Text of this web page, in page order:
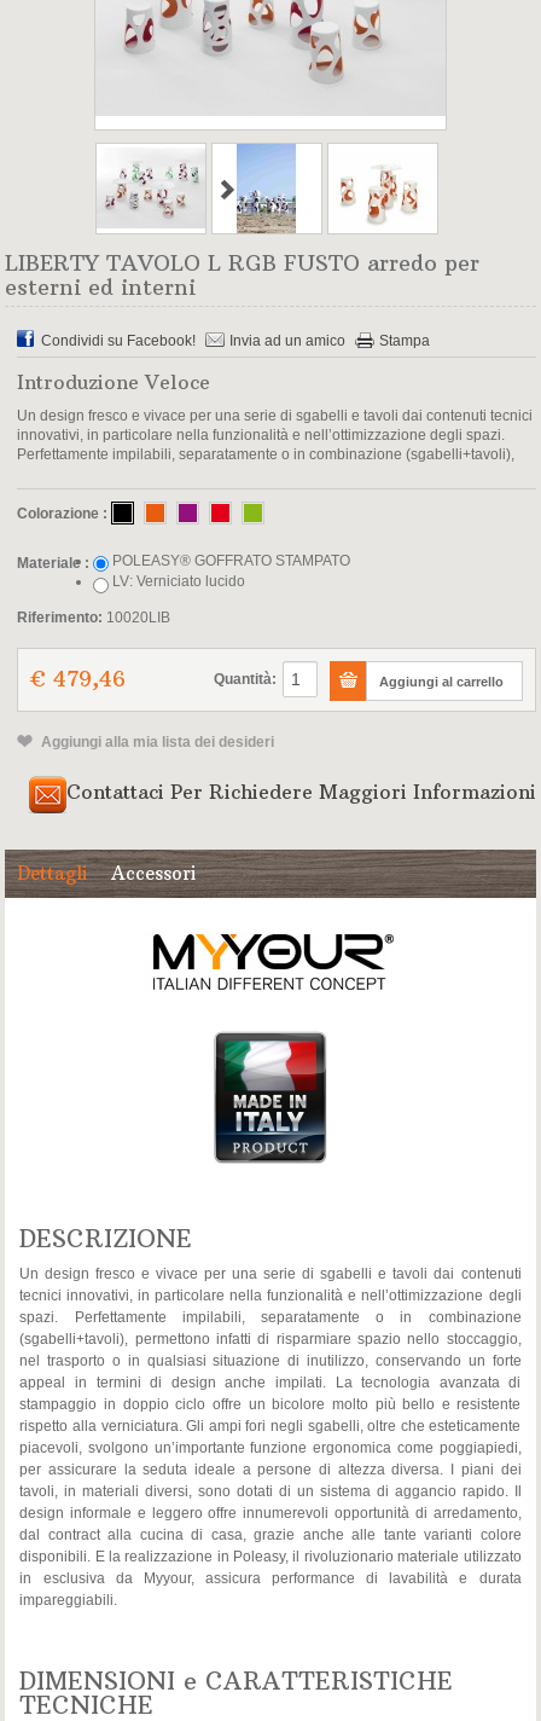
LIBERTY TAVOLO L RGB FUSTO arredo per
esterni ed interni
Condividi su Facebook! Invia ad un amico Stampa
Introduzione Veloce
Un design fresco e vivace per una serie di sgabelli e tavoli dai contenuti tecnici
innovativi, in particolare nella funzionalità e nell’ottimizzazione degli spazi.
Perfettamente impilabili, separatamente o in combinazione (sgabelli+tavoli),
Colorazione :
Materiale :
POLEASY® GOFFRATO STAMPATO
LV: Verniciato lucido
Riferimento: 10020LIB
€ 479,46 Quantità:
Aggiungi alla mia lista dei desideri
Contattaci Per Richiedere Maggiori Informazioni
Dettagli Accessori
DESCRIZIONE
Un design fresco e vivace per una serie di sgabelli e tavoli dai contenuti
tecnici innovativi, in particolare nella funzionalità e nell’ottimizzazione degli
spazi. Perfettamente impilabili, separatamente o in combinazione
(sgabelli+tavoli), permettono infatti di risparmiare spazio nello stoccaggio,
nel trasporto o in qualsiasi situazione di inutilizzo, conservando un forte
appeal in termini di design anche impilati. La tecnologia avanzata di
stampaggio in doppio ciclo offre un bicolore molto più bello e resistente
rispetto alla verniciatura. Gli ampi fori negli sgabelli, oltre che esteticamente
piacevoli, svolgono un’importante funzione ergonomica come poggiapiedi,
per assicurare la seduta ideale a persone di altezza diversa. I piani dei
tavoli, in materiali diversi, sono dotati di un sistema di aggancio rapido. Il
design informale e leggero offre innumerevoli opportunità di arredamento,
dal contract alla cucina di casa, grazie anche alle tante varianti colore
disponibili. E la realizzazione in Poleasy, il rivoluzionario materiale utilizzato
in esclusiva da Myyour, assicura performance di lavabilità e durata
impareggiabili.
DIMENSIONI e CARATTERISTICHE
TECNICHE